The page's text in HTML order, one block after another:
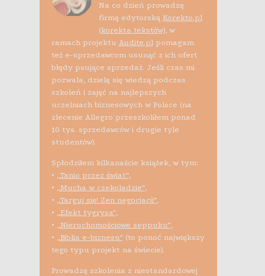
Na co dzień prowadzę
firmę edytorską Korekto.pl
(korekta tekstów), w
ramach projektu Audite.plpomagam
też e-sprzedawcom usunąć z ich ofert
błędy psujące sprzedaż. Jeśli czas mi
pozwala, dzielę się wiedzą podczas
szkoleń i zajęć na najlepszych
uczelniach biznesowych w Polsce (na
zlecenie Allegro przeszkoliłem ponad
10 tys. sprzedawców i drugie tyle
studentów).
Spłodziłem kilkanaście książek, w tym:
• „Tanio przez świat”,
• „Mucha w czekoladzie”,
• „Targuj się! Zen negocjacji”,
• „Efekt tygrysa”,
• „Nieruchomościowe seppuku”,
• „Biblia e-biznesu”(to ponoć największy
tego typu projekt na świecie).
Prowadzę szkolenia z niestandardowej